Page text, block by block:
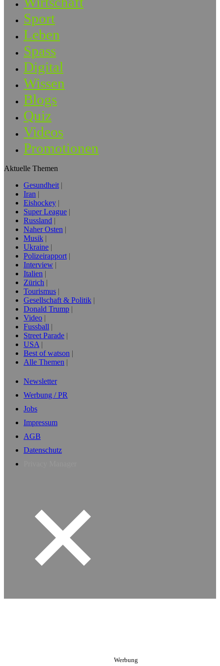
Sport
Leben
Spass
Digital
Wissen
Blogs
Quiz
Videos
Promotionen
Aktuelle Themen
Gesundheit
Iran
Eishockey
Super League
Russland
Naher Osten
Musik
Ukraine
Polizeirapport
Interview
Italien
Zürich
Tourismus
Gesellschaft & Politik
Donald Trump
Video
Fussball
Street Parade
USA
Best of watson
Alle Themen
Newsletter
Werbung / PR
Jobs
Impressum
AGB
Datenschutz